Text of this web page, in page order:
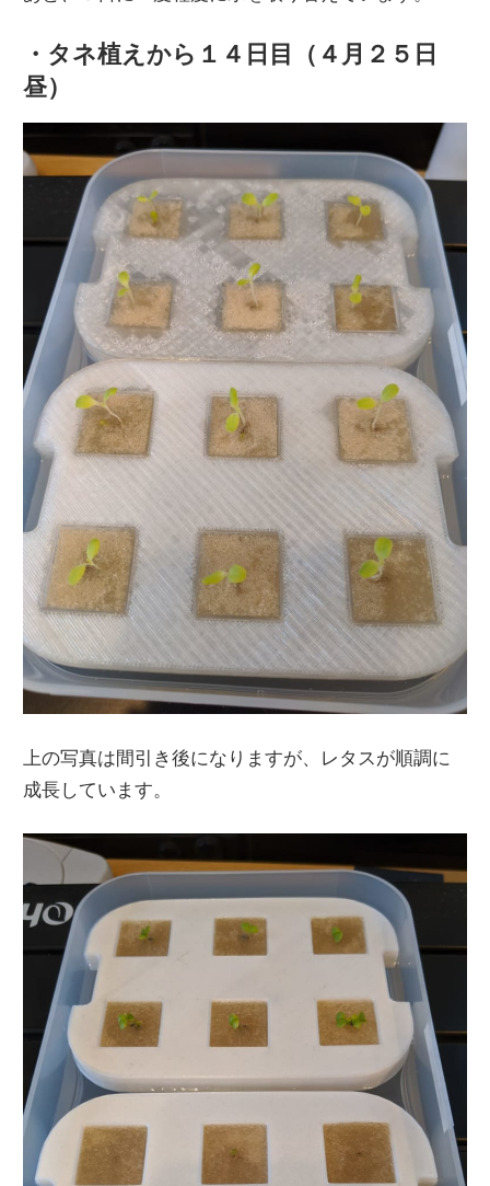
・タネ植えから１４日目（４月２５日
昼）
上の写真は間引き後になりますが、レタスが順調に
成長しています。